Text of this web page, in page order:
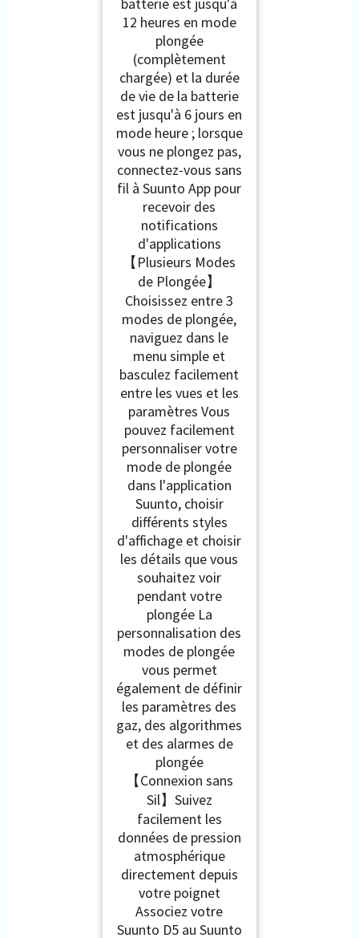
batterie est jusqu'à
12 heures en mode
plongée
(complètement
chargée) et la durée
de vie de la batterie
est jusqu'à 6 jours en
mode heure ; lorsque
vous ne plongez pas,
connectez-vous sans
fil à Suunto App pour
recevoir des
notifications
d'applications
【Plusieurs Modes
de Plongée】
Choisissez entre 3
modes de plongée,
naviguez dans le
menu simple et
basculez facilement
entre les vues et les
paramètres Vous
pouvez facilement
personnaliser votre
mode de plongée
dans l'application
Suunto, choisir
différents styles
d'affichage et choisir
les détails que vous
souhaitez voir
pendant votre
plongée La
personnalisation des
modes de plongée
vous permet
également de définir
les paramètres des
gaz, des algorithmes
et des alarmes de
plongée
【Connexion sans
Sil】Suivez
facilement les
données de pression
atmosphérique
directement depuis
votre poignet
Associez votre
Suunto D5 au Suunto